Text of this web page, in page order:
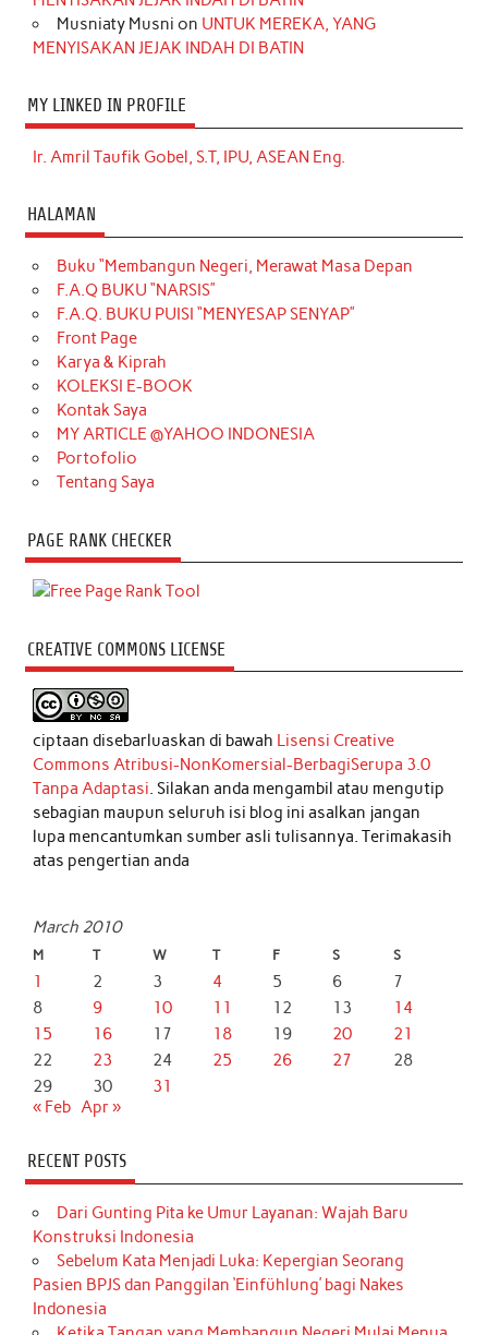
Musniaty Musni on UNTUK MEREKA, YANG
MENYISAKAN JEJAK INDAH DI BATIN
MY LINKED IN PROFILE
Ir. Amril Taufik Gobel, S.T, IPU, ASEAN Eng.
HALAMAN
Buku “Membangun Negeri, Merawat Masa Depan
F.A.Q BUKU “NARSIS”
F.A.Q. BUKU PUISI “MENYESAP SENYAP”
Front Page
Karya & Kiprah
KOLEKSI E-BOOK
Kontak Saya
MY ARTICLE @YAHOO INDONESIA
Portofolio
Tentang Saya
PAGE RANK CHECKER
CREATIVE COMMONS LICENSE
ciptaan disebarluaskan di bawah Lisensi Creative
Commons Atribusi-NonKomersial-BerbagiSerupa 3.0
Tanpa Adaptasi. Silakan anda mengambil atau mengutip
sebagian maupun seluruh isi blog ini asalkan jangan
lupa mencantumkan sumber asli tulisannya. Terimakasih
atas pengertian anda
March 2010
M T W T F S S
1 2 3 4 5 6
7
8
9 10 11 12 13
14
15
16 17 18 19 20
21
22
23 24 25 26 27
28
29
30
31
« Feb Apr »
RECENT POSTS
Dari Gunting Pita ke Umur Layanan: Wajah Baru
Konstruksi Indonesia
Sebelum Kata Menjadi Luka: Kepergian Seorang
Pasien BPJS dan Panggilan ‘Einfühlung’ bagi Nakes
Indonesia